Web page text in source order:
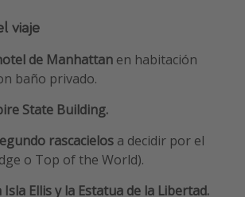
viaje
de Manhattan en habitación
baño privado.
State Building.
rascacielos a decidir por el
o Top of the World).
Isla Ellis y la Estatua de la Libertad.